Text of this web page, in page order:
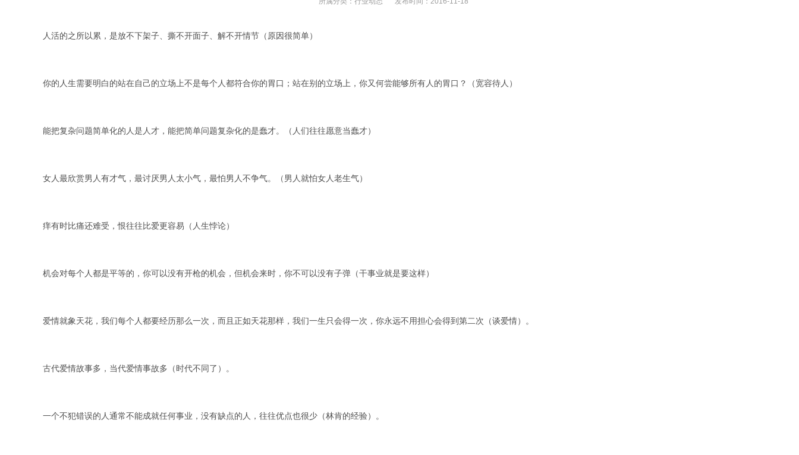
人活的之所以累，是放不下架子、撕不开面子、解不开情节（原因很简单）
你的人生需要明白的站在自己的立场上不是每个人都符合你的胃口；站在别的立场上，你又何尝能够所有人的胃口？（宽容待人）
能把复杂问题简单化的人是人才，能把简单问题复杂化的是蠢才。（人们往往愿意当蠢才）
女人最欣赏男人有才气，最讨厌男人太小气，最怕男人不争气。（男人就怕女人老生气）
痒有时比痛还难受，恨往往比爱更容易（人生悖论）
机会对每个人都是平等的，你可以没有开枪的机会，但机会来时，你不可以没有子弹（干事业就是要这样）
爱情就象天花，我们每个人都要经历那么一次，而且正如天花那样，我们一生只会得一次，你永远不用担心会得到第二次（谈爱情）。
古代爱情故事多，当代爱情事故多（时代不同了）。
一个不犯错误的人通常不能成就任何事业，没有缺点的人，往往优点也很少（林肯的经验）。